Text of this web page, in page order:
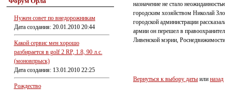
Нужен совет по внедорожникам
Дата создания: 20.01.2010 20:44
Какой сервис мен хорошо
разбирается в golf 2 RP, 1.8, 90 л.с.
(моновпрыск)
Дата создания: 13.01.2010 22:25
Рождество
назначение не стало
городским хозяйством Николай
городской администрации
армии он перешел в
Ливенской мэрии,
Вернуться к выбору даты или назад